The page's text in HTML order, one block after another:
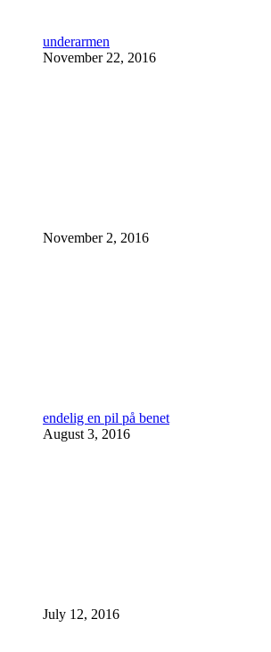
underarmen
November 22, 2016
November 2, 2016
endelig en pil på benet
August 3, 2016
July 12, 2016